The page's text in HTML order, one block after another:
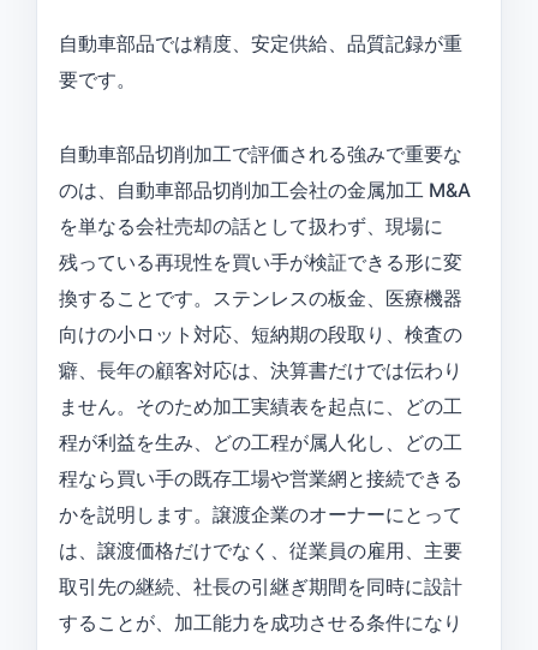
自動車部品では精度、安定供給、品質記録が重
要です。
自動車部品切削加工で評価される強みで重要な
のは、自動車部品切削加工会社の金属加工 M&A
を単なる会社売却の話として扱わず、現場に
残っている再現性を買い手が検証できる形に変
換することです。ステンレスの板金、医療機器
向けの小ロット対応、短納期の段取り、検査の
癖、長年の顧客対応は、決算書だけでは伝わり
ません。そのため加工実績表を起点に、どの工
程が利益を生み、どの工程が属人化し、どの工
程なら買い手の既存工場や営業網と接続できる
かを説明します。譲渡企業のオーナーにとって
は、譲渡価格だけでなく、従業員の雇用、主要
取引先の継続、社長の引継ぎ期間を同時に設計
することが、加工能力を成功させる条件になり